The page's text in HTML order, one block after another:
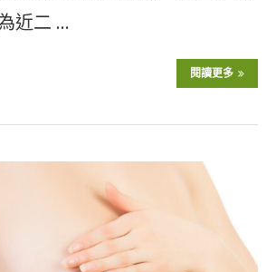
近二 …
閱讀更多